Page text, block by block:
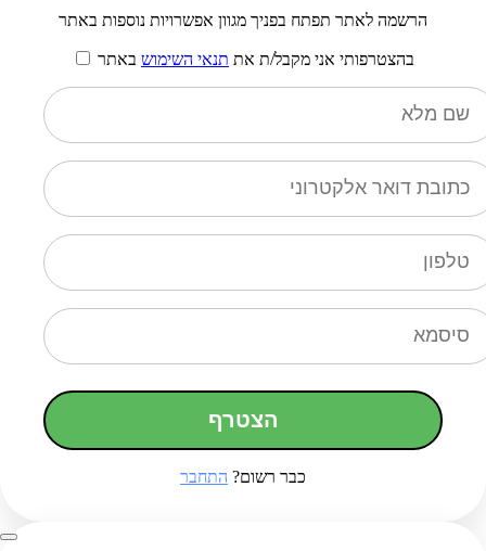
הרשמה לאתר תפתח בפניך מגוון אפשרויות נוספות באתר
בהצטרפותי אני מקבל/ת את תנאי השימוש באתר
הצטרף
כבר רשום? התחבר